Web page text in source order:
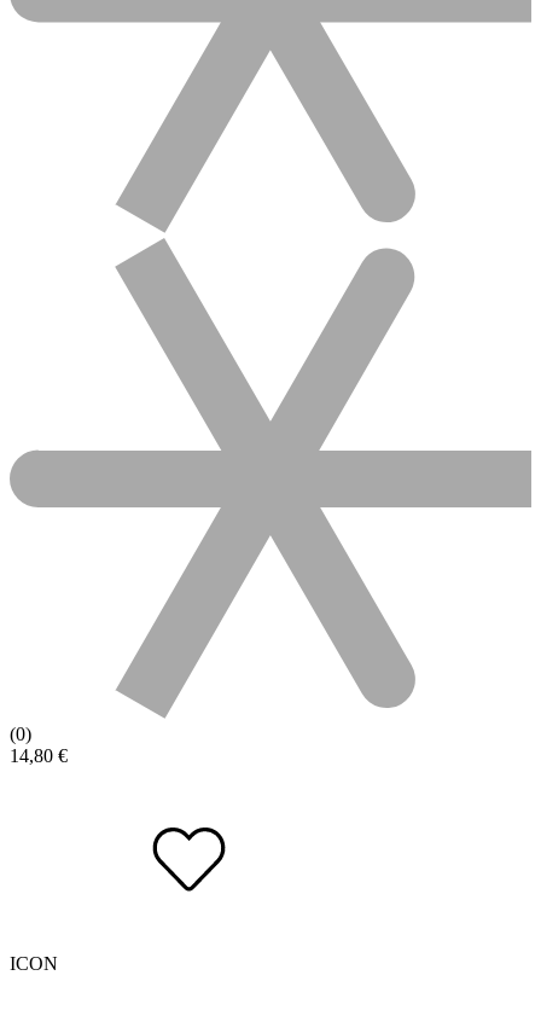
(0)
14,80 €
ICON